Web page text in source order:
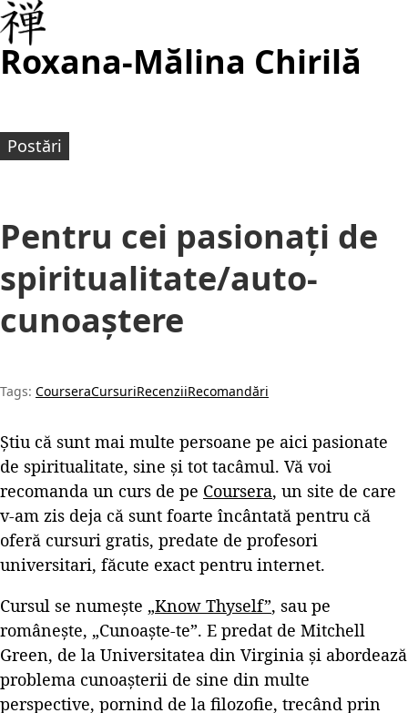
Roxana-Mălina Chirilă
Postări
Pentru cei pasionați de
spiritualitate/auto-
cunoaștere
Tags: CourseraCursuriRecenziiRecomandări
Știu că sunt mai multe persoane pe aici pasionate
de spiritualitate, sine și tot tacâmul. Vă voi
recomanda un curs de pe Coursera, un site de care
v-am zis deja că sunt foarte încântată pentru că
oferă cursuri gratis, predate de profesori
universitari, făcute exact pentru internet.
Cursul se numește „Know Thyself”, sau pe
românește, „Cunoaște-te”. E predat de Mitchell
Green, de la Universitatea din Virginia și abordează
problema cunoașterii de sine din multe
perspective, pornind de la filozofie, trecând prin